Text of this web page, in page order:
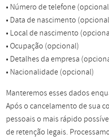
• Número de telefone
• Data de nascimento
• Local de nascimento
• Ocupação (opcional)
• Detalhes da empresa
• Nacionalidade (opcional)
Manteremos esses dados
Após o cancelamento de sua
pessoais o mais rápido
de retenção legais.